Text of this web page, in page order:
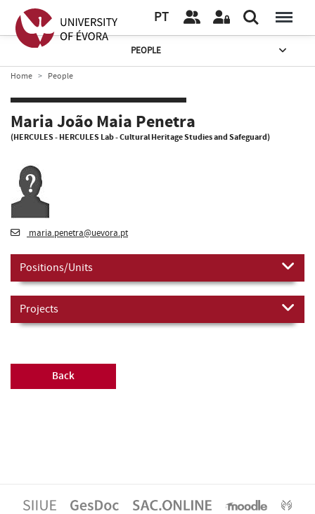
PT
PEOPLE
Home People
Maria João Maia Penetra
(HERCULES - HERCULES Lab - Cultural Heritage Studies and Safeguard)
maria.penetra@uevora.pt
Positions/Units
Projects
Back